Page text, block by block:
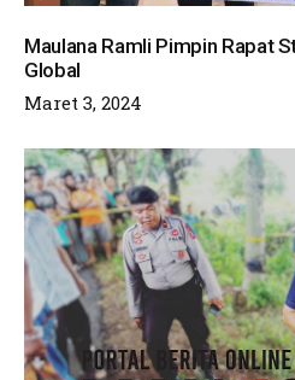
Maulana Ramli Pimpin Rapat
Global
Maret 3, 2024